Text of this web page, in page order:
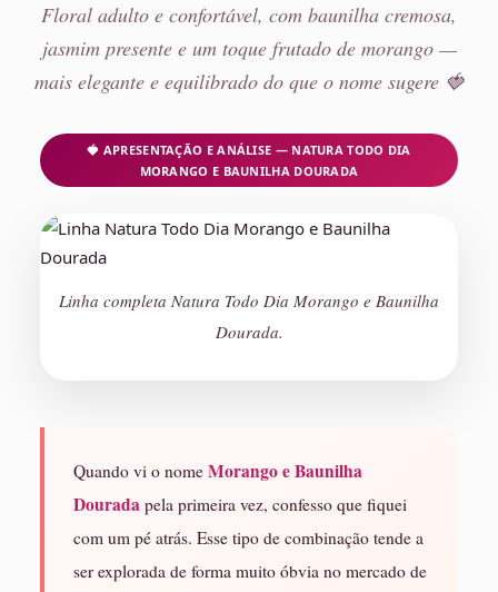
Floral adulto e confortável, com baunilha cremosa,
jasmim presente e um toque frutado de morango —
mais elegante e equilibrado do que o nome sugere 🍓
🍓 APRESENTAÇÃO E ANÁLISE — NATURA TODO DIA
MORANGO E BAUNILHA DOURADA
Linha completa Natura Todo Dia Morango e Baunilha
Dourada.
Quando vi o nome Morango e Baunilha
Dourada pela primeira vez, confesso que fiquei
com um pé atrás. Esse tipo de combinação tende a
ser explorada de forma muito óbvia no mercado de